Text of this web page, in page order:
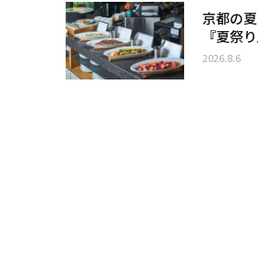
京都の
『夏祭
2026.8.6